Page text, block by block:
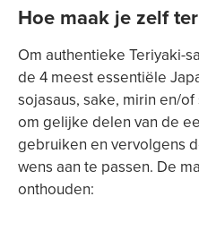
Hoe maak je zelf
Om authentieke Teriyaki-
de 4 meest essentiële
sojasaus, sake, mirin en/
om gelijke delen van de
gebruiken en vervolgens
wens aan te passen. De
onthouden: